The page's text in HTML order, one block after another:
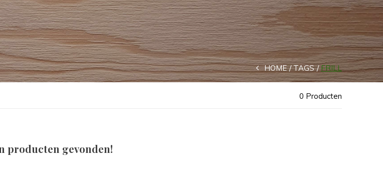
HOME TAGS FRILL
0 Producten
producten gevonden!